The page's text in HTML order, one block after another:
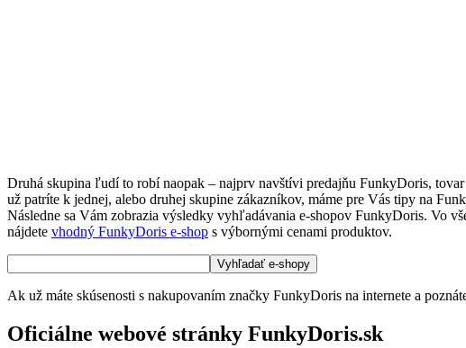
Druhá skupina ľudí to robí naopak – najprv navštívi predajňu FunkyDoris,
už patríte k jednej, alebo druhej skupine zákazníkov, máme pre Vás tipy na
Následne sa Vám zobrazia výsledky vyhľadávania e-shopov FunkyDoris. Vo
nájdete vhodný FunkyDoris e-shop s výbornými cenami produktov.
Ak už máte skúsenosti s nakupovaním značky FunkyDoris na internete a
Oficiálne webové stránky FunkyDoris.sk